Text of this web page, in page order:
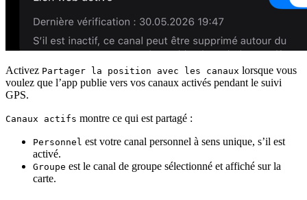
Activez Partager la position avec les canaux lorsque vous
voulez que l’app publie vers vos canaux activés pendant le suivi
GPS.
Canaux actifs montre ce qui est partagé :
Personnel est votre canal personnel à sens unique, s’il est
activé.
Groupe est le canal de groupe sélectionné et affiché sur la
carte.